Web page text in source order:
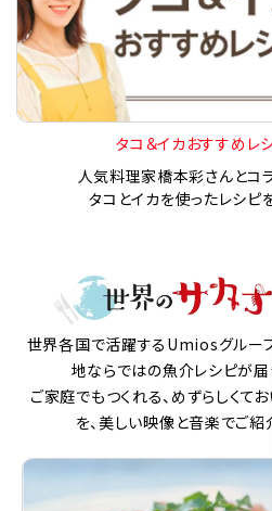
タコ＆イカおすすめレ
人気料理家橋本彩さんとコ
タコとイカを使ったレシピ
世界各国で活躍するUmiosグルー
地ならではの魚介レシピが届
ご家庭でもつくれる、めずらしくて
を、美しい映像と音楽でご紹